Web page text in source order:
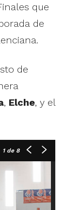
que
de
de
, Elche, y el
1de 8